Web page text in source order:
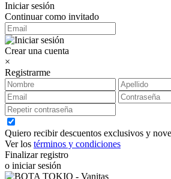
Iniciar sesión
Continuar como invitado
Crear una cuenta
×
Registrarme
Quiero recibir descuentos exclusivos y
Ver los términos y condiciones
Finalizar registro
o iniciar sesión